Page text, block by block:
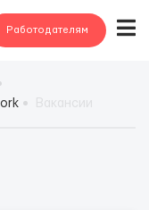
Работодателям